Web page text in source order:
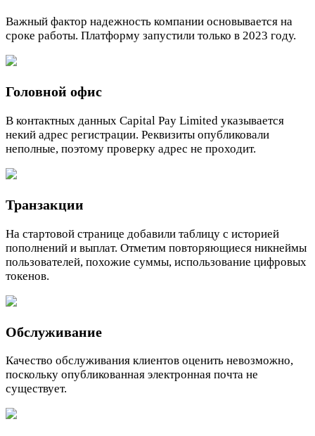
Важный фактор надежность компании основывается на
сроке работы. Платформу запустили только в 2023 году.
Головной офис
В контактных данных Capital Pay Limited указывается
некий адрес регистрации. Реквизиты опубликовали
неполные, поэтому проверку адрес не проходит.
Транзакции
На стартовой странице добавили таблицу с историей
пополнений и выплат. Отметим повторяющиеся никнеймы
пользователей, похожие суммы, использование цифровых
токенов.
Обслуживание
Качество обслуживания клиентов оценить невозможно,
поскольку опубликованная электронная почта не
существует.